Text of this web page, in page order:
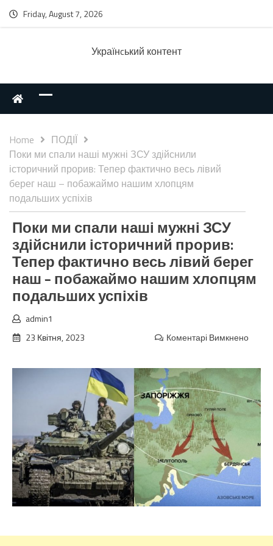
Friday, August 7, 2026
Українcький контент
Home
ПОДІЇ
Поки ми спали наші мужні ЗСУ здійснили
історичний прорив: Тепер фактично весь лівий
берег наш – побажаймо нашим хлопцям
подальших успіхів
Поки ми спали наші мужні ЗСУ
здійснили історичний прорив:
Тепер фактично весь лівий берег
наш – побажаймо нашим хлопцям
подальших успіхів
admin1
23 Квітня, 2023
Коментарі Вимкнено
спали
наші
мужні
ЗСУ
Тепер
весь
лівий